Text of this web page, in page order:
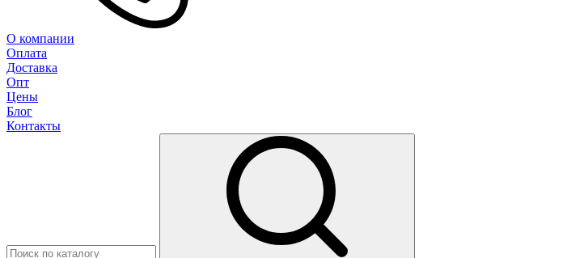
О компании
Оплата
Доставка
Опт
Цены
Блог
Контакты